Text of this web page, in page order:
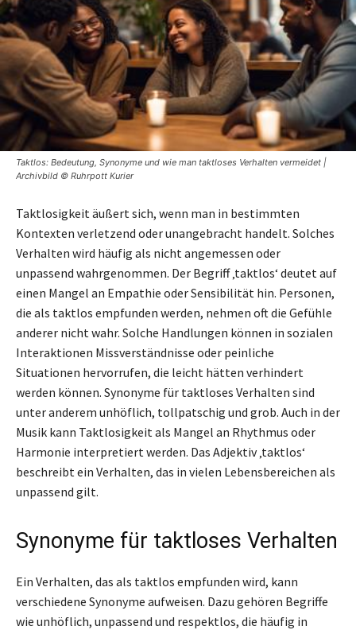
Taktlos: Bedeutung, Synonyme und wie man taktloses Verhalten vermeidet |
Archivbild © Ruhrpott Kurier
Taktlosigkeit äußert sich, wenn man in bestimmten
Kontexten verletzend oder unangebracht handelt. Solches
Verhalten wird häufig als nicht angemessen oder
unpassend wahrgenommen. Der Begriff ‚taktlos‘ deutet auf
einen Mangel an Empathie oder Sensibilität hin. Personen,
die als taktlos empfunden werden, nehmen oft die Gefühle
anderer nicht wahr. Solche Handlungen können in sozialen
Interaktionen Missverständnisse oder peinliche
Situationen hervorrufen, die leicht hätten verhindert
werden können. Synonyme für taktloses Verhalten sind
unter anderem unhöflich, tollpatschig und grob. Auch in der
Musik kann Taktlosigkeit als Mangel an Rhythmus oder
Harmonie interpretiert werden. Das Adjektiv ‚taktlos‘
beschreibt ein Verhalten, das in vielen Lebensbereichen als
unpassend gilt.
Synonyme für taktloses Verhalten
Ein Verhalten, das als taktlos empfunden wird, kann
verschiedene Synonyme aufweisen. Dazu gehören Begriffe
wie unhöflich, unpassend und respektlos, die häufig in